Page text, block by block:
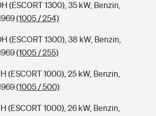
(ESCORT 1300), 35 kW, Benzin,
(1005 / 254)
(ESCORT 1300), 38 kW, Benzin,
(1005 / 255)
(ESCORT 1000), 25 kW, Benzin,
(1005 / 500)
(ESCORT 1000), 26 kW, Benzin,